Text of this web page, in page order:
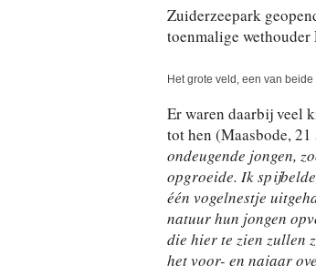
Zuiderzeepark
toenmalige
Het grote veld, een van
Er waren daarbij veel
tot hen (Maasbode, 21
ondeugende jongen,
opgroeide. Ik
één vogelnestje
natuur hun jongen
die hier te zien zullen
het voor- en najaar